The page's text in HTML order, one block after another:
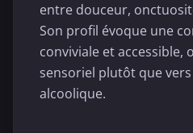
entre douceur,
Son profil évoque une
conviviale et accessible,
sensoriel plutôt que
alcoolique.